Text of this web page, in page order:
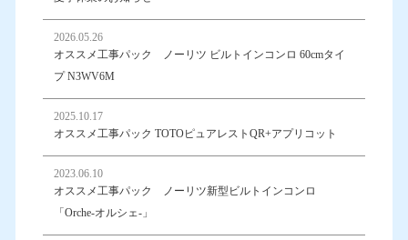
2026.05.26
オススメ工事パック ノーリツ ビルトインコンロ 60cmタイ
プ N3WV6M
2025.10.17
オススメ工事パック TOTOピュアレストQR+アプリコット
2023.06.10
オススメ工事パック ノーリツ新型ビルトインコンロ
「Orche-オルシェ-」